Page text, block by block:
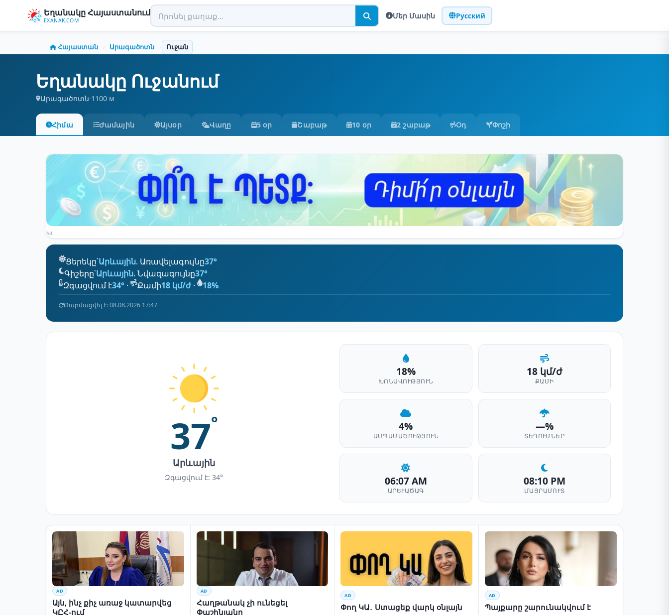
Եղանակը Հայաստանում
EXANAK.COM
Մեր Մասին Русский
Հայաստան › Արագածոտն › Ուջան
Եղանակը Ուջանում
Արագածոտն·1100 м
Հիմա Ժամային Այսօր Վաղը 5 օր Շաբաթ 10 օր 2 շաբաթ Օդ Փոշի
Ad
Ցերեկը՝Արևային. Առավելագույնը37°
Գիշերը՝Արևային. Նվազագույնը37°
Զգացվում է34° · Քամի18 կմ/ժ · 18%
Թարմացվել է: 08.08.2026 17:47
37°
Արևային
Զգացվում է: 34°
18%
ԽՈՆԱՎՈՒԹՅՈՒՆ
18 կմ/ժ
ՔԱՄԻ
4%
ԱՄՊԱՄԱԾՈՒԹՅՈՒՆ
—%
ՏԵՂՈՒՄՆԵՐ
06:07 AM
ԱՐԵՒԱԾԱԳ
08:10 PM
ՄԱՅՐԱՄՈՒՏ
AD
Այն, ինչ քիչ առաջ կատարվեց
ԿԸՀ-ում
AD
Հաղթանակ չի ունեցել
Փաշինյանը
AD
Փող ԿԱ․ Ստացեք վարկ օնլայն
AD
Պայքարը շարունակվում է